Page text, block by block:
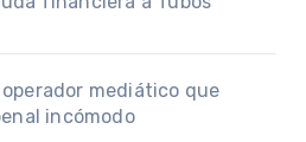
mediático que
incómodo